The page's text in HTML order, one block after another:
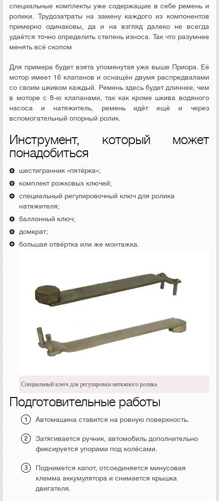
специальные комплекты уже содержащие в себе ремень и
ролики. Трудозатраты на замену каждого из компонентов
примерно одинаковы, да и на взгляд далеко не всегда
удаётся точно определить степень износа. Так что разумнее
менять всё скопом
Для примера будет взята упомянутая уже выше Приора. Её
мотор имеет 16 клапанов и оснащён двумя распредвалами
со своим шкивом каждый. Ремень здесь будет длиннее, чем
в моторе с 8-ю клапанами, так как кроме шкива водяного
насоса и натяжитель, ремень идёт ещё и через
вспомогательный опорный ролик.
Инструмент, который может
понадобиться
шестигранник «пятёрка»;
комплект рожковых ключей;
специальный регулировочный ключ для ролика
натяжителя;
баллонный ключ;
домкрат;
большая отвёртка или же монтажка.
Специальный ключ для регулировки натяжного ролика
Подготовительные работы
Автомашина ставится на ровную поверхность.
Затягивается ручник, автомобиль дополнительно
фиксируется упорами под колёсами.
Поднимется капот, отсоединяется минусовая
клемма аккумулятора и снимается крышка
двигателя.